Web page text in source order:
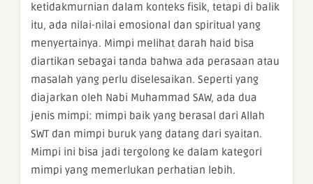
ketidakmurnian dalam konteks fisik, tetapi di balik
itu, ada nilai-nilai emosional dan spiritual yang
menyertainya. Mimpi melihat darah haid bisa
diartikan sebagai tanda bahwa ada perasaan atau
masalah yang perlu diselesaikan. Seperti yang
diajarkan oleh Nabi Muhammad SAW, ada dua
jenis mimpi: mimpi baik yang berasal dari Allah
SWT dan mimpi buruk yang datang dari syaitan.
Mimpi ini bisa jadi tergolong ke dalam kategori
mimpi yang memerlukan perhatian lebih.